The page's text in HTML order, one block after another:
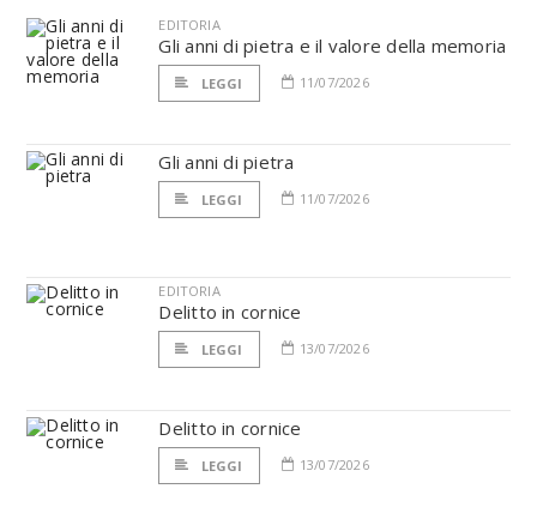
EDITORIA
Gli anni di pietra e il valore della memoria
LEGGI 11/07/2026
Gli anni di pietra
LEGGI 11/07/2026
EDITORIA
Delitto in cornice
LEGGI 13/07/2026
Delitto in cornice
LEGGI 13/07/2026